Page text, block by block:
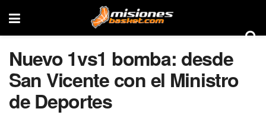
Nuevo 1vs1 bomba: desde
San Vicente con el Ministro
de Deportes